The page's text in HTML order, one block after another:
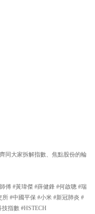
同大家拆解指數、焦點股份的輪
傅 #黃瑋傑 #薛健鋒 #何啟聰 #瑞
#中國平保 #小米 #新冠肺炎 #
指數 #HSTECH